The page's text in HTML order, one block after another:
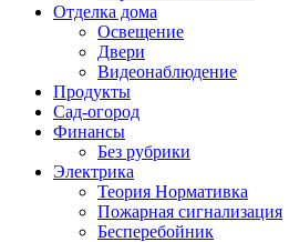
Отделка дома
Освещение
Двери
Видеонаблюдение
Продукты
Сад-огород
Финансы
Без рубрики
Электрика
Теория Нормативка
Пожарная сигнализация
Бесперебойник